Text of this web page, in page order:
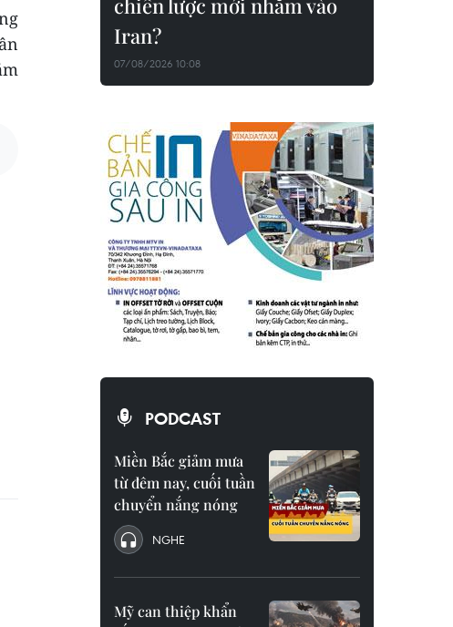
chiến lược mới nhằm vào
Iran?
07/08/2026 10:08
PODCAST
Miền Bắc giảm mưa
từ đêm nay, cuối tuần
chuyển nắng nóng
NGHE
Mỹ can thiệp khẩn